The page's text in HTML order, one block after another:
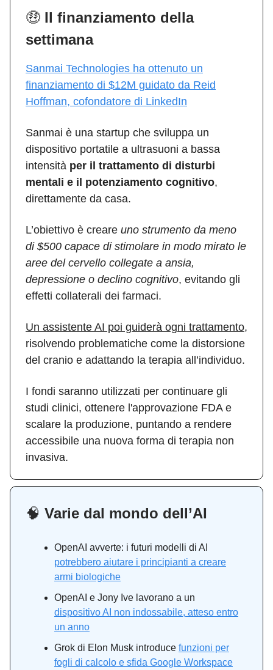
🤑 Il finanziamento della
settimana
Sanmai Technologies ha ottenuto un
finanziamento di $12M guidato da Reid
Hoffman, cofondatore di LinkedIn
Sanmai è una startup che sviluppa un
dispositivo portatile a ultrasuoni a bassa
intensità per il trattamento di disturbi
mentali e il potenziamento cognitivo,
direttamente da casa.
L’obiettivo è creare uno strumento da meno
di $500 capace di stimolare in modo mirato le
aree del cervello collegate a ansia,
depressione o declino cognitivo, evitando gli
effetti collaterali dei farmaci.
Un assistente AI poi guiderà ogni trattamento,
risolvendo problematiche come la distorsione
del cranio e adattando la terapia all’individuo.
I fondi saranno utilizzati per continuare gli
studi clinici, ottenere l'approvazione FDA e
scalare la produzione, puntando a rendere
accessibile una nuova forma di terapia non
invasiva.
🧠 Varie dal mondo dell’AI
OpenAI avverte: i futuri modelli di AI
potrebbero aiutare i principianti a creare
armi biologiche
OpenAI e Jony Ive lavorano a un
dispositivo AI non indossabile, atteso entro
un anno
Grok di Elon Musk introduce funzioni per
fogli di calcolo e sfida Google Workspace